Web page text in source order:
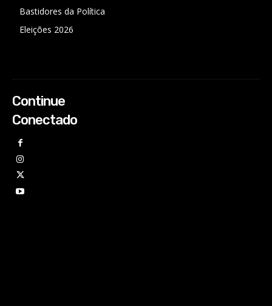
Bastidores da Política
Eleições 2026
Continue
Conectado